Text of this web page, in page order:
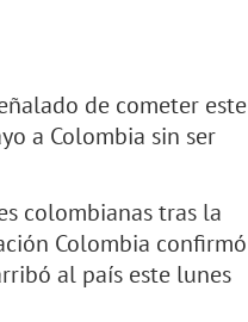
de cometer este
a Colombia sin ser
colombianas tras la
Colombia confirmó
al país este lunes